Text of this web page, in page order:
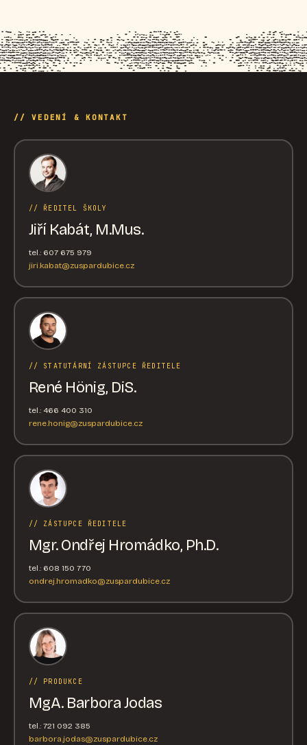
// VEDENÍ & KONTAKT
// ŘEDITEL ŠKOLY
Jiří Kabát, M.Mus.
tel.: 607 675 979
jiri.kabat@zuspardubice.cz
// STATUTÁRNÍ ZÁSTUPCE ŘEDITELE
René Hönig, DiS.
tel.: 466 400 310
rene.honig@zuspardubice.cz
// ZÁSTUPCE ŘEDITELE
Mgr. Ondřej Hromádko, Ph.D.
tel.: 608 150 770
ondrej.hromadko@zuspardubice.cz
// PRODUKCE
MgA. Barbora Jodas
tel.: 721 092 385
barbora.jodas@zuspardubice.cz